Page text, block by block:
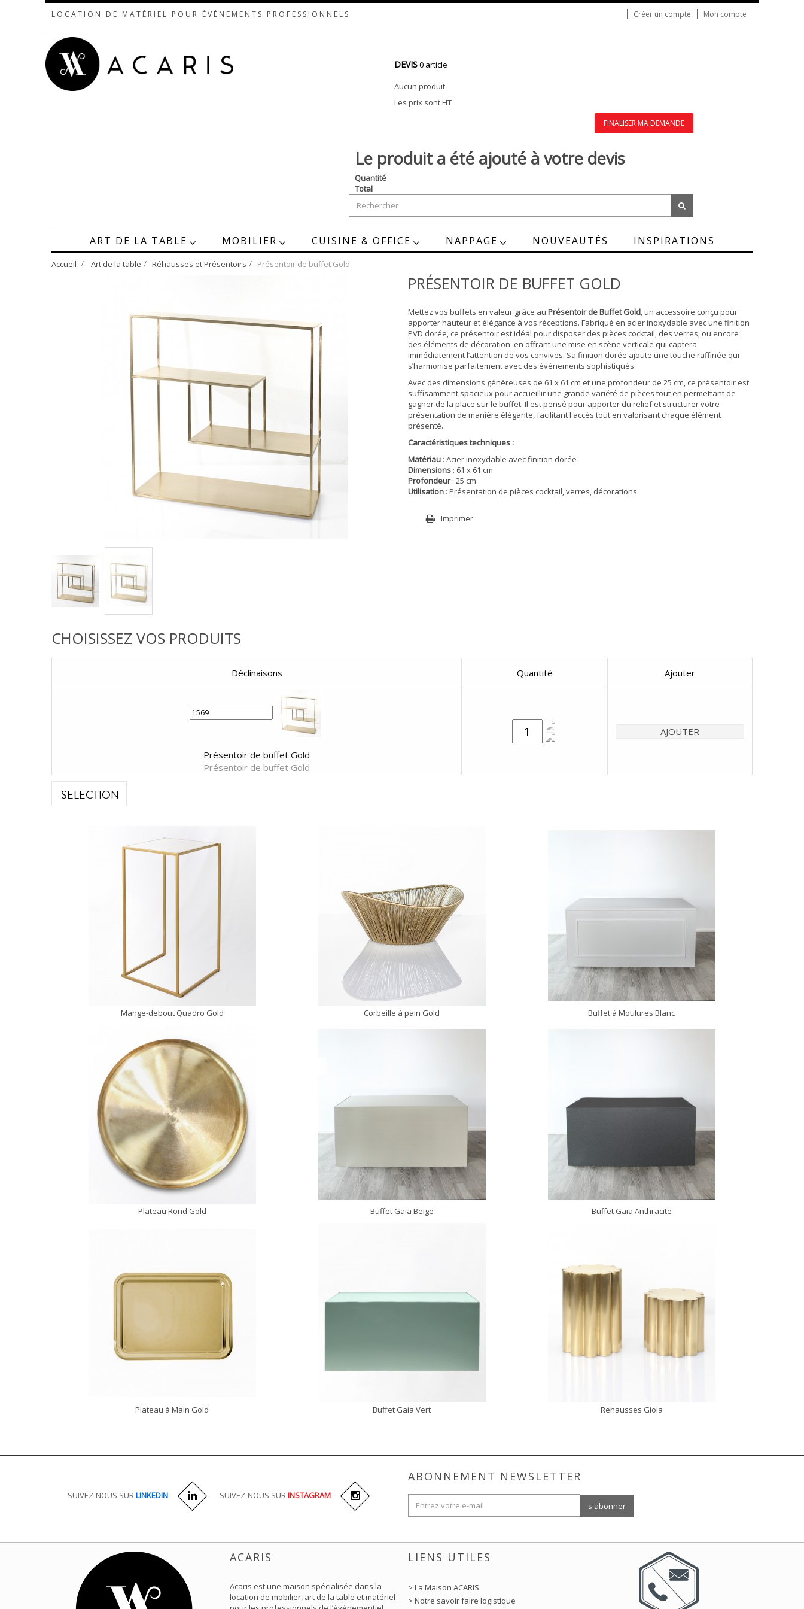
LOCATION DE MATÉRIEL POUR ÉVÉNEMENTS PROFESSIONNELS Créer un compte Mon compte
DEVIS0 article
Aucun produit
Les prix sont HT
FINALISER MA DEMANDE
Le produit a été ajouté à votre devis
Quantité
Total
ART DE LA TABLE MOBILIER CUISINE & OFFICE NAPPAGE NOUVEAUTÉS INSPIRATIONS
Accueil > Art de la table > Réhausses et Présentoirs > Présentoir de buffet Gold
PRÉSENTOIR DE BUFFET GOLD
Mettez vos buffets en valeur grâce au Présentoir de Buffet Gold, un accessoire conçu pour
apporter hauteur et élégance à vos réceptions. Fabriqué en acier inoxydable avec une finition
PVD dorée, ce présentoir est idéal pour disposer des pièces cocktail, des verres, ou encore
des éléments de décoration, en offrant une mise en scène verticale qui captera
immédiatement l’attention de vos convives. Sa finition dorée ajoute une touche raffinée qui
s’harmonise parfaitement avec des événements sophistiqués.
Avec des dimensions généreuses de 61 x 61 cm et une profondeur de 25 cm, ce présentoir est
suffisamment spacieux pour accueillir une grande variété de pièces tout en permettant de
gagner de la place sur le buffet. Il est pensé pour apporter du relief et structurer votre
présentation de manière élégante, facilitant l'accès tout en valorisant chaque élément
présenté.
Caractéristiques techniques :
Matériau : Acier inoxydable avec finition dorée
Dimensions : 61 x 61 cm
Profondeur: 25 cm
Utilisation : Présentation de pièces cocktail, verres, décorations
Imprimer
CHOISISSEZ VOS PRODUITS
Déclinaisons Quantité Ajouter
Présentoir de buffet Gold
Présentoir de buffet Gold
SELECTION
DÉCOUVRIR
Mange-debout Quadro Gold Corbeille à pain Gold Buffet à Moulures Blanc
Plateau Rond Gold Buffet Gaia Beige Buffet Gaia Anthracite
Plateau à Main Gold Buffet Gaia Vert Rehausses Gioia
SUIVEZ-NOUS SURLINKEDIN SUIVEZ-NOUS SURINSTAGRAM
ABONNEMENT NEWSLETTER
ACARIS
Acaris est une maison spécialisée dans la
location de mobilier, art de la table et matériel
LIENS UTILES
> La Maison ACARIS
> Notre savoir faire logistique